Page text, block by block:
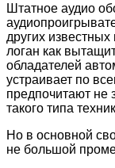
Штатное аудио
других
логан как
обладателей
устраивает по
предпочитают не
такого типа
Но в основной
не большой